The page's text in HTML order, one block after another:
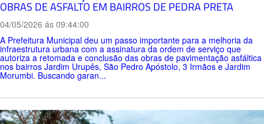
OBRAS DE ASFALTO EM BAIRROS DE PEDRA PRETA
04/05/2026 ás 09:44:00
A Prefeitura Municipal deu um passo importante para a melhoria da
infraestrutura urbana com a assinatura da ordem de serviço que
autoriza a retomada e conclusão das obras de pavimentação asfáltica
nos bairros Jardim Urupês, São Pedro Apóstolo, 3 Irmãos e Jardim
Morumbi. Buscando garan...